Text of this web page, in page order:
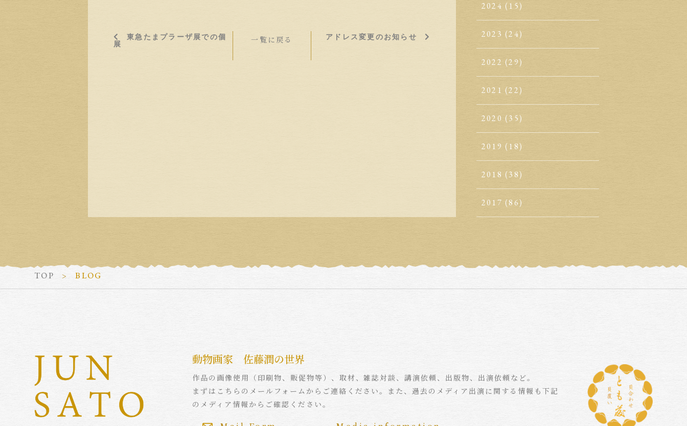
東急たまプラーザ展での個
展
一覧に戻る アドレス変更のお知らせ
2024 (15)
2023 (24)
2022 (29)
2021 (22)
2020 (35)
2019 (18)
2018 (38)
2017 (86)
TOP BLOG
動物画家 佐藤潤の世界
作品の画像使用（印刷物、販促物等）、取材、雑誌対談、講演依頼、出版物、出演依頼など。
まずはこちらのメールフォームからご連絡ください。また、過去のメディア出演に関する情報も下記
のメディア情報からご確認ください。